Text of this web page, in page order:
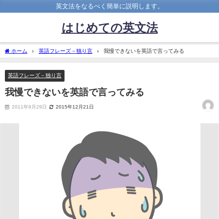
英文法をなるべく簡単に説明します。
はじめての英文法
ホーム 英語フレーズ－独り言 我慢できないを英語で言ってみる
英語フレーズ－独り言
我慢できないを英語で言ってみる
2011年9月29日 2015年12月21日